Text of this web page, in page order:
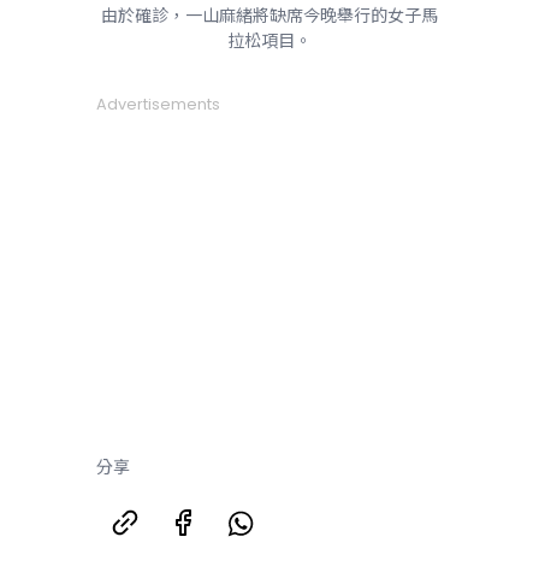
由於確診，一山麻緒將缺席今晚舉行的女子馬
拉松項目。
Advertisements
分享